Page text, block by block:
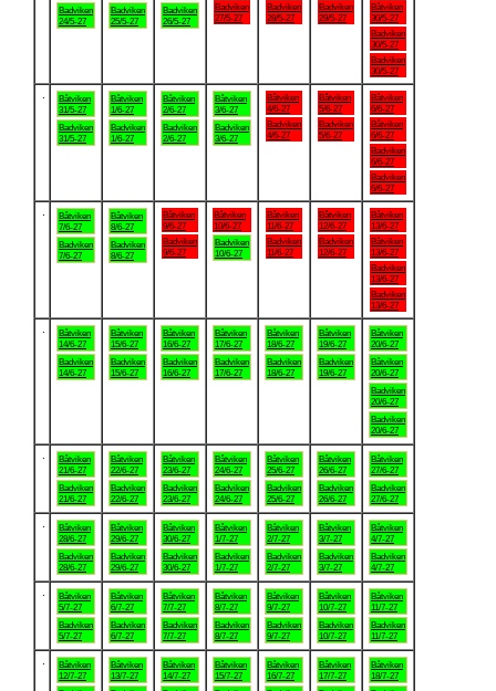
Badviken
24/5-27
Badviken
25/5-27
Badviken
26/5-27
Badviken
27/5-27
Badviken
28/5-27
Badviken
29/5-27
Båtviken
30/5-27
Badviken
30/5-27
Badviken
30/5-27
Båtviken
31/5-27
Badviken
31/5-27
Båtviken
1/6-27
Badviken
1/6-27
Båtviken
2/6-27
Badviken
2/6-27
Båtviken
3/6-27
Badviken
3/6-27
Båtviken
4/6-27
Badviken
4/6-27
Båtviken
5/6-27
Badviken
5/6-27
Båtviken
6/6-27
Båtviken
6/6-27
Badviken
6/6-27
Badviken
6/6-27
Båtviken
7/6-27
Badviken
7/6-27
Båtviken
8/6-27
Badviken
8/6-27
Båtviken
9/6-27
Badviken
9/6-27
Båtviken
10/6-27
Badviken
10/6-27
Båtviken
11/6-27
Badviken
11/6-27
Båtviken
12/6-27
Badviken
12/6-27
Båtviken
13/6-27
Båtviken
13/6-27
Badviken
13/6-27
Badviken
13/6-27
Båtviken
14/6-27
Badviken
14/6-27
Båtviken
15/6-27
Badviken
15/6-27
Båtviken
16/6-27
Badviken
16/6-27
Båtviken
17/6-27
Badviken
17/6-27
Båtviken
18/6-27
Badviken
18/6-27
Båtviken
19/6-27
Badviken
19/6-27
Båtviken
20/6-27
Båtviken
20/6-27
Badviken
20/6-27
Badviken
20/6-27
Båtviken
21/6-27
Badviken
21/6-27
Båtviken
22/6-27
Badviken
22/6-27
Båtviken
23/6-27
Badviken
23/6-27
Båtviken
24/6-27
Badviken
24/6-27
Båtviken
25/6-27
Badviken
25/6-27
Båtviken
26/6-27
Badviken
26/6-27
Båtviken
27/6-27
Badviken
27/6-27
Båtviken
28/6-27
Badviken
28/6-27
Båtviken
29/6-27
Badviken
29/6-27
Båtviken
30/6-27
Badviken
30/6-27
Båtviken
1/7-27
Badviken
1/7-27
Båtviken
2/7-27
Badviken
2/7-27
Båtviken
3/7-27
Badviken
3/7-27
Båtviken
4/7-27
Badviken
4/7-27
Båtviken
5/7-27
Badviken
5/7-27
Båtviken
6/7-27
Badviken
6/7-27
Båtviken
7/7-27
Badviken
7/7-27
Båtviken
8/7-27
Badviken
8/7-27
Båtviken
9/7-27
Badviken
9/7-27
Båtviken
10/7-27
Badviken
10/7-27
Båtviken
11/7-27
Badviken
11/7-27
Båtviken
12/7-27
Båtviken
13/7-27
Båtviken
14/7-27
Båtviken
15/7-27
Båtviken
16/7-27
Båtviken
17/7-27
Båtviken
18/7-27